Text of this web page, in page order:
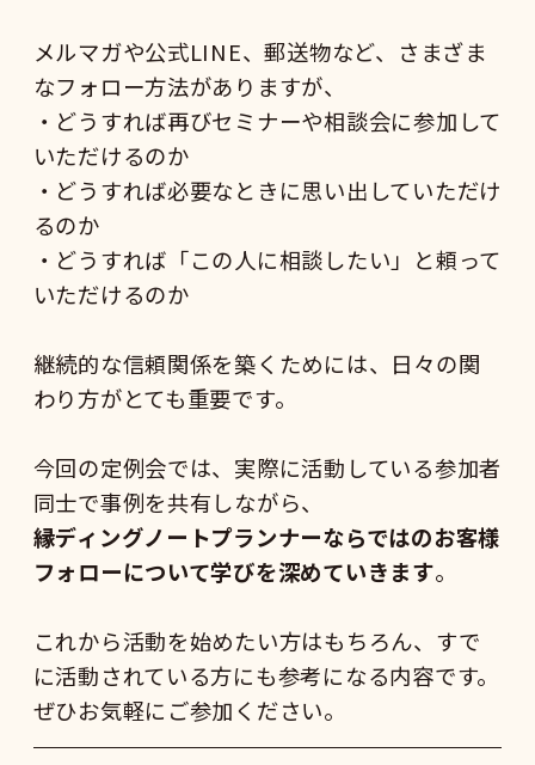
メルマガや公式LINE、郵送物など、さまざま
なフォロー方法がありますが、
・どうすれば再びセミナーや相談会に参加して
いただけるのか
・どうすれば必要なときに思い出していただけ
るのか
・どうすれば「この人に相談したい」と頼って
いただけるのか
継続的な信頼関係を築くためには、日々の関
わり方がとても重要です。
今回の定例会では、実際に活動している参加者
同士で事例を共有しながら、
縁ディングノートプランナーならではのお客様
フォローについて学びを深めていきます。
これから活動を始めたい方はもちろん、すで
に活動されている方にも参考になる内容です。
ぜひお気軽にご参加ください。